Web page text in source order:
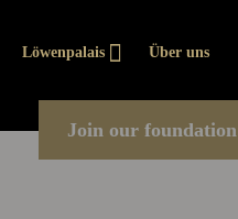
Löwenpalais Über uns
Join our foundation